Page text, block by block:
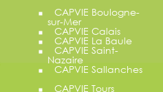
CAPVIE Boulogne-
sur-Mer
CAPVIE Calais
CAPVIE La Baule
CAPVIE Saint-
Nazaire
CAPVIE Sallanches
CAPVIE Tours